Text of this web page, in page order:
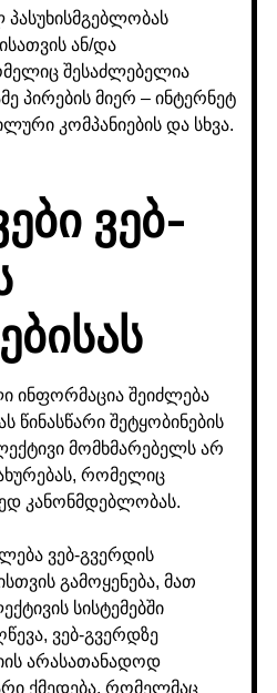
პასუხისმგებლობას
ან/და
შესაძლებელია
პირების მიერ – ინტერნეტ
კომპანიების და სხვა.
ვებ-
ინფორმაცია შეიძლება
წინასწარი შეტყობინების
მომხმარებელს არ
რომელიც
კანონმდებლობას.
ვებ-გვერდის
გამოყენება, მათ
სისტემებში
ვებ-გვერდზე
არასათანადოდ
ქმედება, რომელმაც